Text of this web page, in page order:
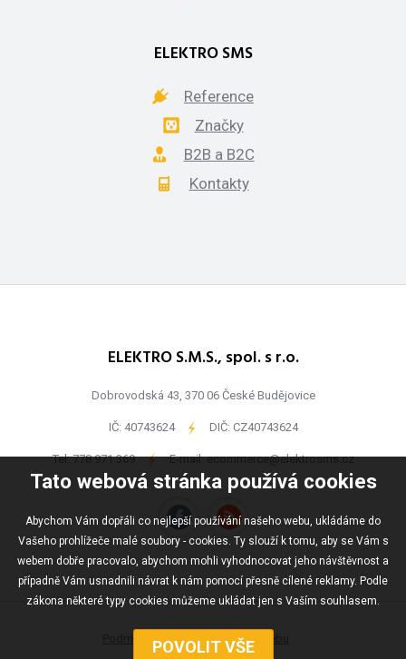
Tato webová stránka používá cookies
Abychom Vám dopřáli co nejlepší používání našeho webu, ukládáme do
Vašeho prohlížeče malé soubory - cookies. Ty slouží k tomu, aby se Vám s
webem dobře pracovalo, abychom mohli vyhodnocovat jeho návštěvnost a
případně Vám usnadnili návrat k nám pomocí přesně cílené reklamy. Podle
zákona některé typy cookies můžeme ukládat jen s Vaším souhlasem.
ELEKTRO SMS
Reference
Značky
B2B a B2C
Kontakty
ELEKTRO S.M.S., spol. s r.o.
Dobrovodská 43, 370 06 České Budějovice
IČ: 40743624 - DIČ: CZ40743624
Tel:778 971 369 - E-mail:ecommerce@elektrosms.cz
Podmínky užívání Mapa webu